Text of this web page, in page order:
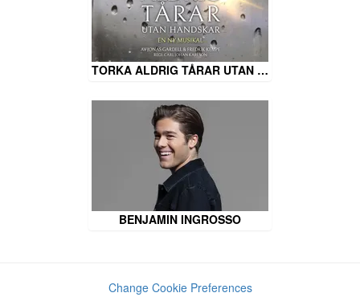
TORKA ALDRIG TÅRAR UTAN …
BENJAMIN INGROSSO
Change Cookie Preferences